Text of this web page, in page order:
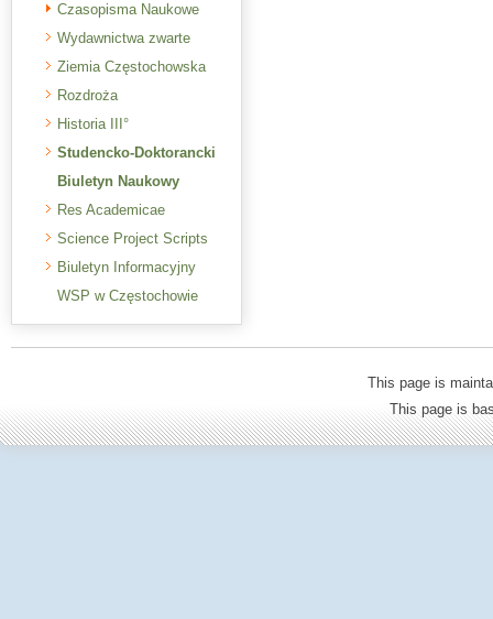
Czasopisma Naukowe
Wydawnictwa zwarte
Ziemia Częstochowska
Rozdroża
Historia III°
Studencko-Doktorancki
Biuletyn Naukowy
Res Academicae
Science Project Scripts
Biuletyn Informacyjny
WSP w Częstochowie
This page is
This page is